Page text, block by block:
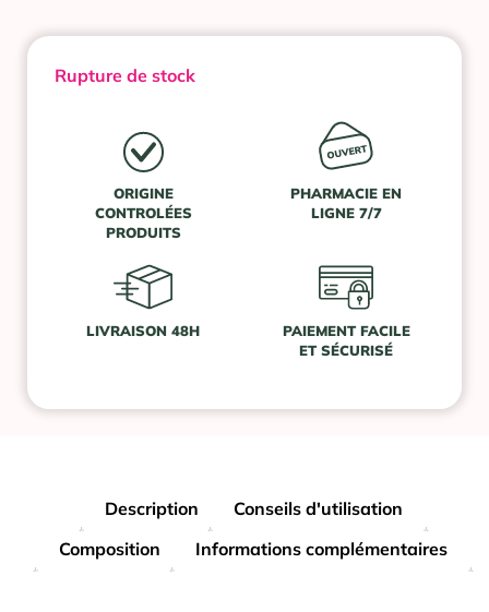
Rupture de stock
ORIGINE
CONTROLÉES
PRODUITS
PHARMACIE EN
LIGNE 7/7
LIVRAISON 48H
PAIEMENT FACILE
ET SÉCURISÉ
Description
Conseils d'utilisation
Composition
Informations complémentaires